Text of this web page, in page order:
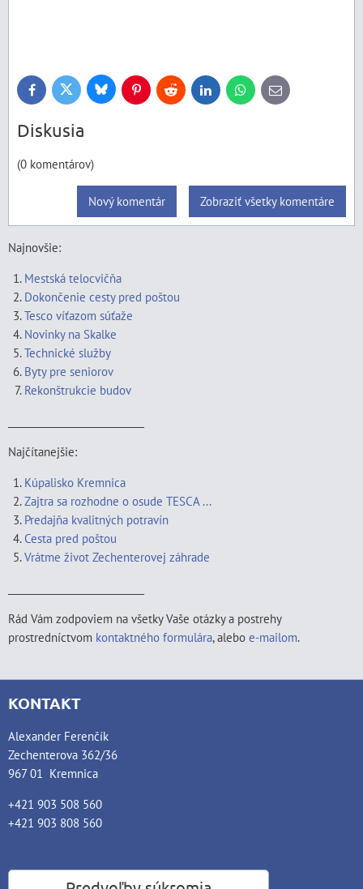
FacebookTwitter BlueskyPinterestReddit LinkedInWhatsApp
E-
mail
Diskusia
(0 komentárov)
Zobraziť všetky komentáre
Nový komentár
Najnovšie:
Mestská telocvičňa
Dokončenie cesty pred poštou
Tesco víťazom súťaže
Novinky na Skalke
Technické služby
Byty pre seniorov
Rekonštrukcie budov
Najčítanejšie:
Kúpalisko Kremnica
Zajtra sa rozhodne o osude TESCA ...
Predajňa kvalitných potravín
Cesta pred poštou
Vrátme život Zechenterovej záhrade
Rád Vám zodpoviem na všetky Vaše otázky a postrehy
prostredníctvom kontaktného formulára, alebo e-mailom.
KONTAKT
Alexander Ferenčík
Zechenterova 362/36
967 01 Kremnica
+421 903 508 560
+421 903 808 560